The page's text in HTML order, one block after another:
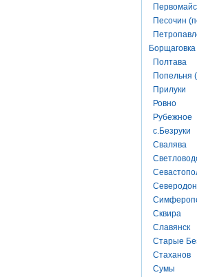
Песочин
Борщаговка
Полтава
Попельня
Прилуки
Ровно
Рубежное
с.Безруки
Свалява
Сквира
Славянск
Старые
Стаханов
Сумы